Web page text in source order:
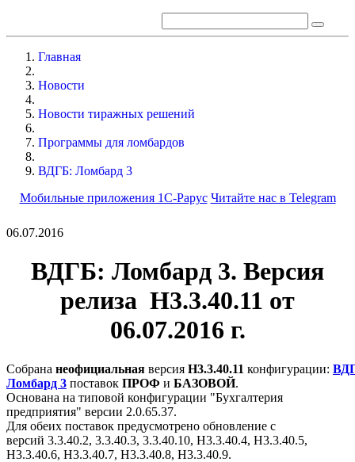
Главная
Новости
Новости тиражных решений
Программы для ломбардов
ВДГБ: Ломбард 3
Мобильные приложения 1С-Рарус Читайте нас в Telegram
06.07.2016
ВДГБ: Ломбард 3. Версия
релиза Н3.3.40.11 от
06.07.2016 г.
Собрана неофициальная версия Н3.3.40.11 конфигурации:
Ломбард 3 поставок ПРОФ и БАЗОВОЙ.
Основана на типовой конфигурации "Бухгалтерия
предприятия" версии 2.0.65.37.
Для обеих поставок предусмотрено обновление с
версий 3.3.40.2, 3.3.40.3, 3.3.40.10, Н3.3.40.4, Н3.3.40.5,
Н3.3.40.6, Н3.3.40.7, Н3.3.40.8, Н3.3.40.9.